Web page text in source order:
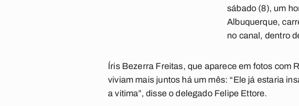
sábado (8), um
Albuquerque,
no canal, dentro
Íris Bezerra Freitas, que aparece em fotos com
viviam mais juntos há um mês: “Ele já estaria
a vitima”, disse o delegado Felipe Ettore.